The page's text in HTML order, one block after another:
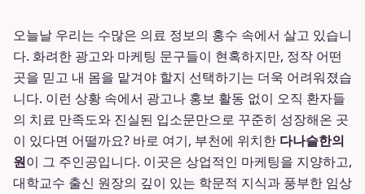
오늘날 우리는 수많은 의료 정보의 홍수 속에서 살고 있습니
다. 화려한 광고와 마케팅 문구들이 현혹하지만, 정작 어떤
곳을 믿고 내 몸을 맡겨야 할지 선택하기는 더욱 어려워졌습
니다. 이런 상황 속에서 광고나 홍보 활동 없이 오직 환자들
의 치료 만족도와 진실된 입소문만으로 꾸준히 성장해온 곳
이 있다면 어떨까요? 바로 여기, 부천에 위치한 다나슬한의
원이 그 주인공입니다. 이곳은 상업적인 마케팅을 지양하고,
대학교수 출신 원장의 깊이 있는 학문적 지식과 풍부한 임상